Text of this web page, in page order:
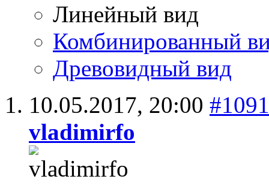
Линейный вид
Комбинированный
Древовидный вид
10.05.2017, 20:00 #1091
vladimirfo